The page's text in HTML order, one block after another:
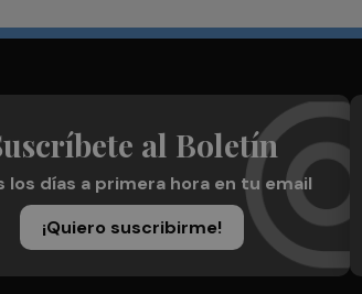
al Boletín
los días a primera hora en tu email
¡Quiero suscribirme!